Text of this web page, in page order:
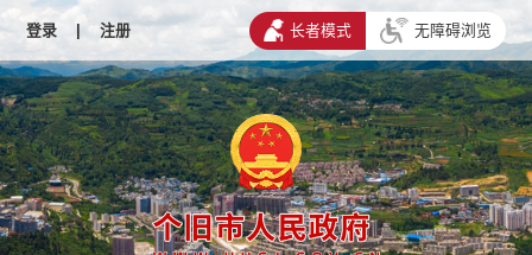
登录 | 注册 长者模式 无障碍浏览